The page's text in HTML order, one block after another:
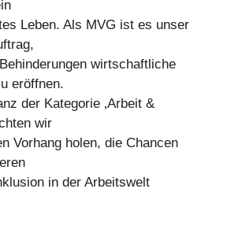
Leben. Als MVG ist es unser
wirtschaftliche
eröffnen.
der Kategorie ‚Arbeit &
wir
Vorhang holen, die Chancen
in der Arbeitswelt